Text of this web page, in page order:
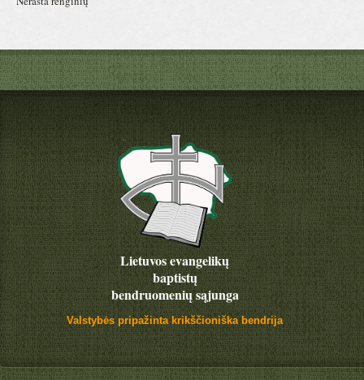
Lietuvos evangelikų
baptistų
bendruomenių sąjunga
Valstybės pripažinta krikščioniška bendrija